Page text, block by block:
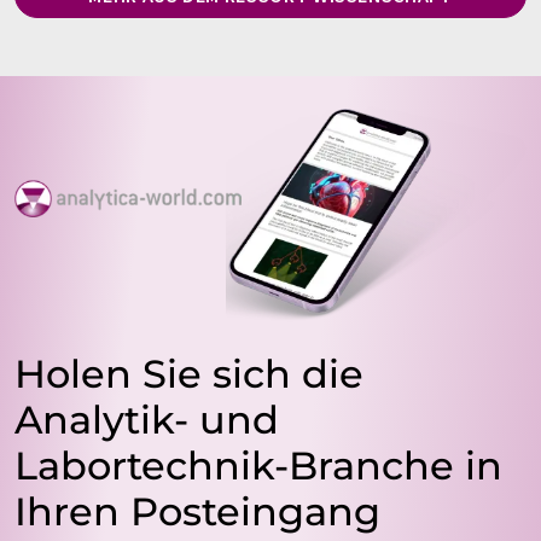
Holen Sie sich die
Analytik- und
Labortechnik-Branche in
Ihren Posteingang